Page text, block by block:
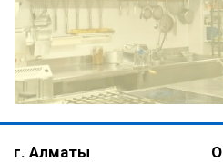
г. Алматы